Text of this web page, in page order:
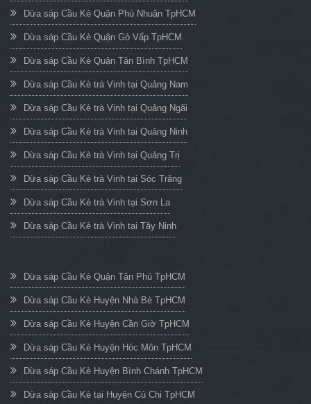
Dừa sáp Cầu Kè Quận Phú Nhuận TpHCM
Dừa sáp Cầu Kè Quận Gò Vấp TpHCM
Dừa sáp Cầu Kè Quận Tân Bình TpHCM
Dừa sáp Cầu Kè trà Vinh tại Quảng Nam
Dừa sáp Cầu Kè trà Vinh tại Quảng Ngãi
Dừa sáp Cầu Kè trà Vinh tại Quảng Ninh
Dừa sáp Cầu Kè trà Vinh tại Quảng Trị
Dừa sáp Cầu Kè trà Vinh tại Sóc Trăng
Dừa sáp Cầu Kè trà Vinh tại Sơn La
Dừa sáp Cầu Kè trà Vinh tại Tây Ninh
Dừa sáp Cầu Kè Quận Tân Phú TpHCM
Dừa sáp Cầu Kè Huyện Nhà Bè TpHCM
Dừa sáp Cầu Kè Huyện Cần Giờ TpHCM
Dừa sáp Cầu Kè Huyện Hóc Môn TpHCM
Dừa sáp Cầu Kè Huyện Bình Chánh TpHCM
Dừa sáp Cầu Kè tại Huyện Củ Chi TpHCM